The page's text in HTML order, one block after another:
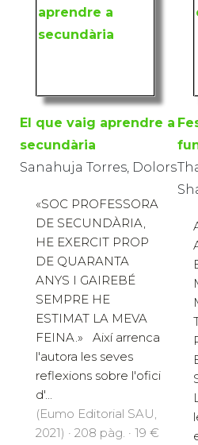
El que vaig aprendre a
secundària
Sanahuja Torres, Dolors
«SOC PROFESSORA
DE SECUNDÀRIA,
HE EXERCIT PROP
DE QUARANTA
ANYS I GAIREBÉ
SEMPRE HE
ESTIMAT LA MEVA
FEINA.» Així arrenca
l'autora les seves
reflexions sobre l'ofici
d'...
(Eumo Editorial SAU,
2021) · 208 pàg. · 19 €